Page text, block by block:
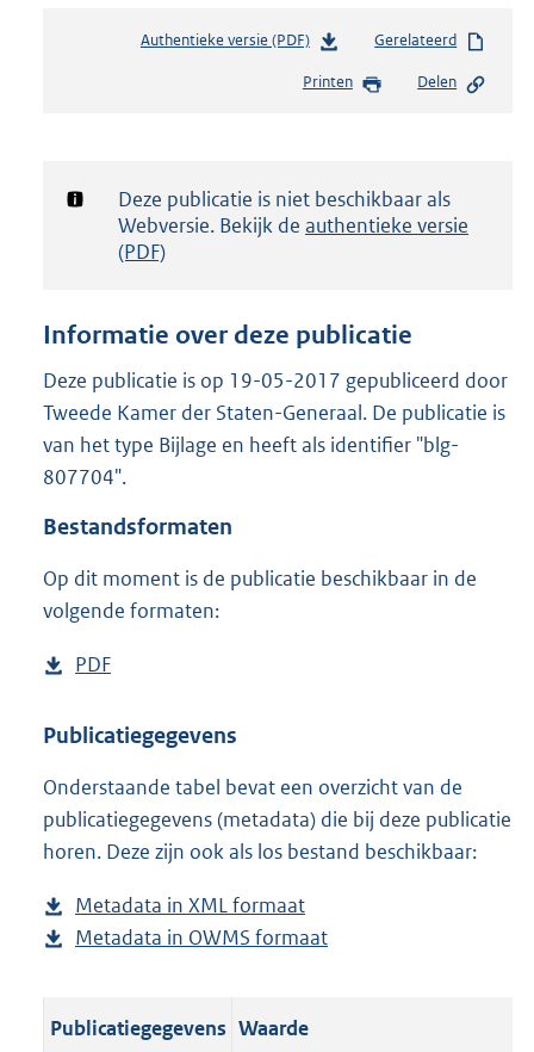
Authentieke versie (PDF)b
s
d
g
t
e
:
3
Gerelateerd
Printen Delen
Notificatie:
Deze publicatie is niet beschikbaar als
Webversie. Bekijk de authentieke versie
(PDF)
Informatie over deze publicatie
Deze publicatie is op 19-05-2017 gepubliceerd door
Tweede Kamer der Staten-Generaal. De publicatie is
van het type Bijlage en heeft als identifier "blg-
807704".
Bestandsformaten
Op dit moment is de publicatie beschikbaar in de
volgende formaten:
D
w
l
o
a
p
u
l
PDF
s
a
n
d
g
r
o
Publicatiegegevens
Onderstaande tabel bevat een overzicht van de
publicatiegegevens (metadata) die bij deze publicatie
horen. Deze zijn ook als los bestand beschikbaar:
Metadata in XML formaat
e
a
Metadata in OWMS formaat
Publicatiegegevens Waarde